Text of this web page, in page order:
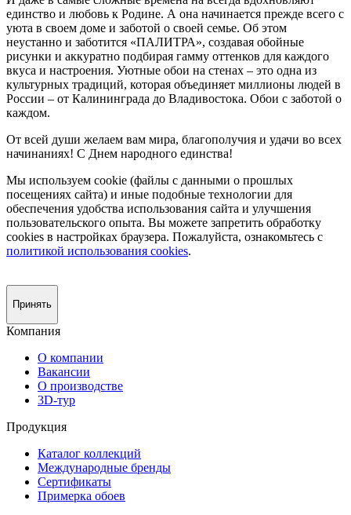
единство и любовь к Родине. А она начинается прежде всего с
уюта в своем доме и заботой о своей семье. Об этом
неустанно и заботится «ПАЛИТРА», создавая обойные
рисунки и аккуратно подбирая гамму оттенков для каждого
вкуса и настроения. Уютные обои на стенах – это одна из
культурных традиций, которая объединяет миллионы людей в
России – от Калининграда до Владивостока. Обои с заботой о
каждом.
От всей души желаем вам мира, благополучия и удачи во всех
начинаниях! С Днем народного единства!
Мы используем cookie (файлы с данными о прошлых
посещениях сайта) и иные подобные технологии для
обеспечения удобства использования сайта и улучшения
пользовательского опыта. Вы можете запретить обработку
сookies в настройках браузера. Пожалуйста, ознакомьтесь с
политикой использования cookies.
Принять
Компания
О компании
Вакансии
О производстве
3D-тур
Продукция
Каталог коллекций
Международные бренды
Сертификаты
Примерка обоев